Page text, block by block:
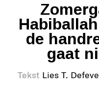
de
gaat
Tekst Lies T.